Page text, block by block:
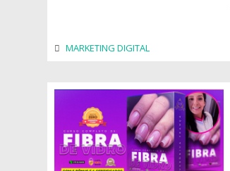
MARKETING DIGITAL